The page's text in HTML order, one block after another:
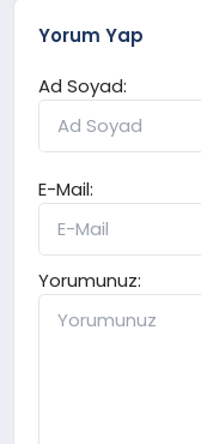
Yorum Yap
Ad Soyad:
E-Mail:
Yorumunuz: